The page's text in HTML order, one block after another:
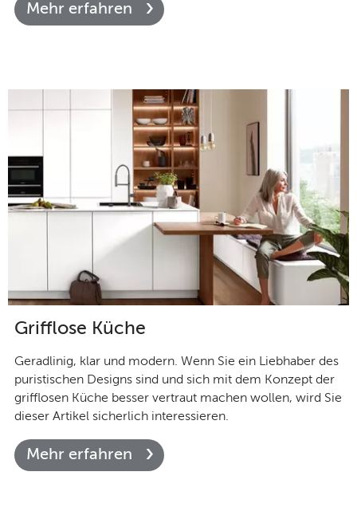
Mehr erfahren
Grifflose Küche
Geradlinig, klar und modern. Wenn Sie ein Liebhaber des
puristischen Designs sind und sich mit dem Konzept der
grifflosen Küche besser vertraut machen wollen, wird Sie
dieser Artikel sicherlich interessieren.
Mehr erfahren